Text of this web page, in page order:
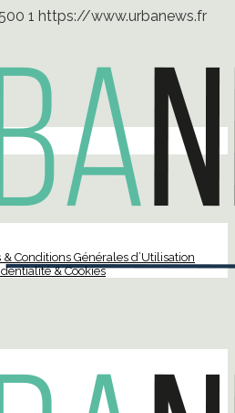
1 https://www.urbanews.fr
Conditions Générales d’Utilisation
& Cookies